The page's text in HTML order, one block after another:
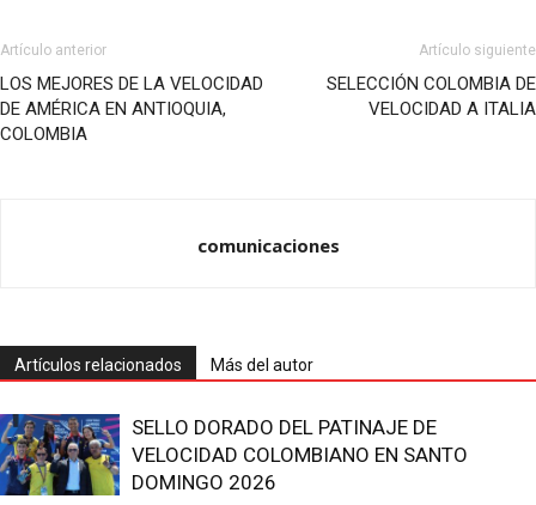
Artículo anterior
LOS MEJORES DE LA VELOCIDAD
DE AMÉRICA EN ANTIOQUIA,
COLOMBIA
Artículo siguiente
SELECCIÓN COLOMBIA DE
VELOCIDAD A ITALIA
comunicaciones
Artículos relacionados Más del autor
SELLO DORADO DEL PATINAJE DE
VELOCIDAD COLOMBIANO EN SANTO
DOMINGO 2026